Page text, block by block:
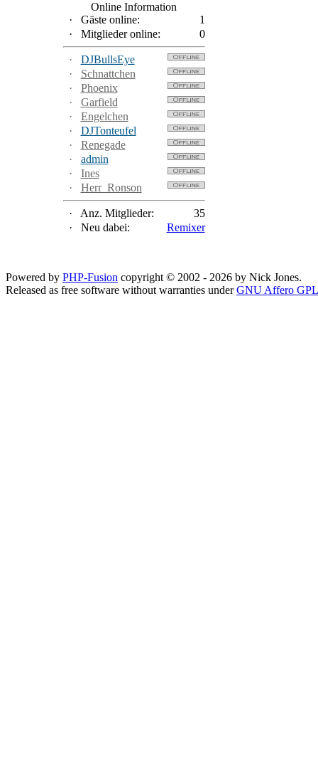
Online Information
·
Gäste online:
1
·
Mitglieder online: 0
·
DJBullsEye
·
Schnattchen
·
Phoenix
·
Garfield
·
Engelchen
·
DJTonteufel
·
Renegade
·
admin
·
Ines
·
Herr_Ronson
· Anz. Mitglieder:
35
·
Neu dabei: Remixer
Powered by PHP-Fusion copyright © 2002 - 2026 by Nick Jones.
Released as free software without warranties underGNU Affero GPL